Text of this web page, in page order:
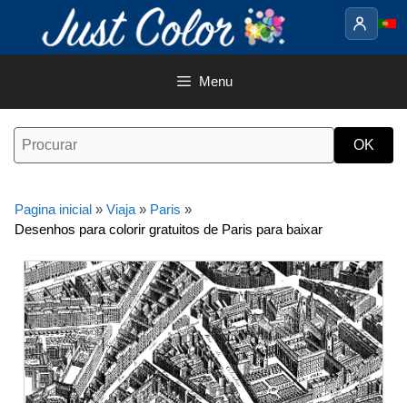
o
Menu
Pagina inicial » Viaja » Paris »
Desenhos para colorir gratuitos de Paris para baixar